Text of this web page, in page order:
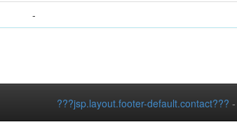
-
???jsp.layout.footer-default.contact??? -